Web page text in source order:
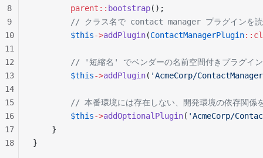
        parent::
bootstrap();
// クラス名で contact manager プラグインを
        $this
->addPlugin(ContactManagerPlugin
// '短縮名' でベンダーの名前空間付きプラグイ
        $this
->addPlugin( 'AcmeCorp/
// 本番環境には存在しない、開発環境の依存関係
        $this
->addOptionalPlugin( 'AcmeCorp/
    }
}
8
9
10
11
12
13
14
15
16
17
18